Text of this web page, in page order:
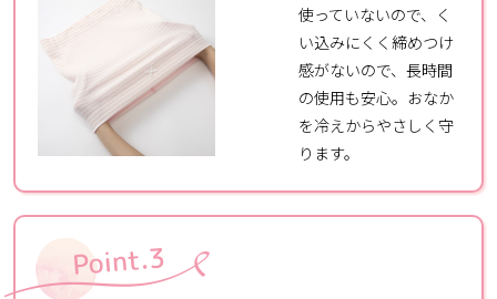
使っていないので、く
い込みにくく締めつけ
感がないので、長時間
の使用も安心。おなか
を冷えからやさしく守
ります。